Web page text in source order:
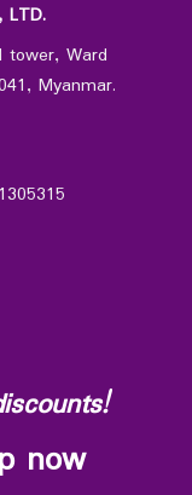
LTD.
tower, Ward
Myanmar.
now